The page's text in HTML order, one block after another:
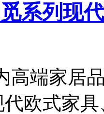
系列现
高端家居
欧式家